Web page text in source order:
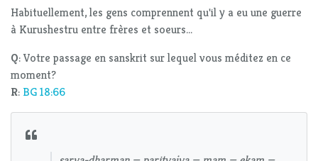
Habituellement, les gens comprennent qu'il y a eu une guerre
à Kurushestru entre frères et soeurs...
Q: Votre passage en sanskrit sur lequel vous méditez en ce
moment?
R: BG 18:66